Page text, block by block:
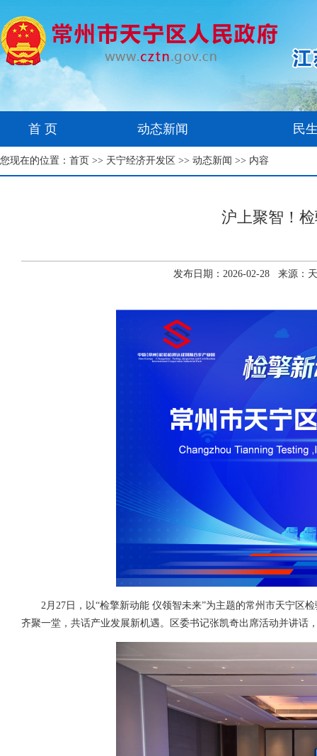
首 页 动态新闻 民
您现在的位置： 首页 >> 天宁经济开发区 >> 动态新闻 >> 内容
沪上聚智！
发布日期：2026-02-28 来源：
2月27日，以“检擎新动能 仪领智未来”为主题的常州市天宁区
齐聚一堂，共话产业发展新机遇。区委书记张凯奇出席活动并讲话